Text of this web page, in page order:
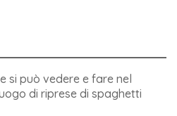
si può vedere e fare nel
di riprese di spaghetti